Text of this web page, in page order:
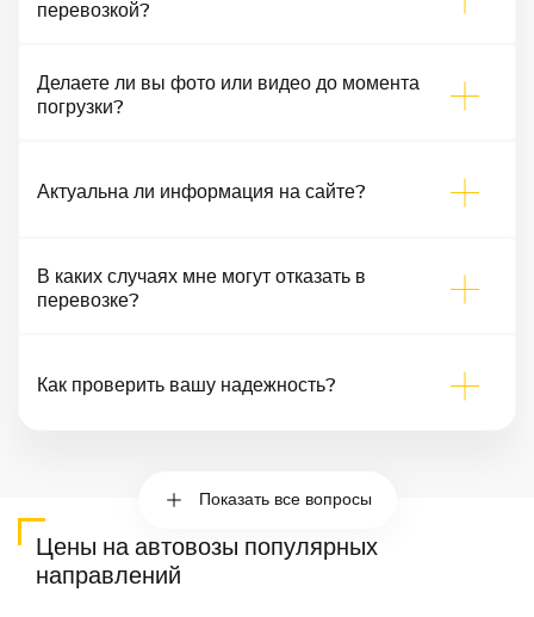
перевозкой?
Делаете ли вы фото или видео до момента
погрузки?
Актуальна ли информация на сайте?
В каких случаях мне могут отказать в
перевозке?
Как проверить вашу надежность?
Показать все вопросы
Цены на автовозы популярных
направлений